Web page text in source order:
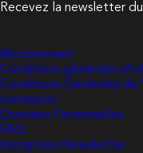
Recevez la newsletter
Abonnement
Conditions générales
Conditions Générales
connexion
Données Personnelles
FAQ
Inscription Newsletter